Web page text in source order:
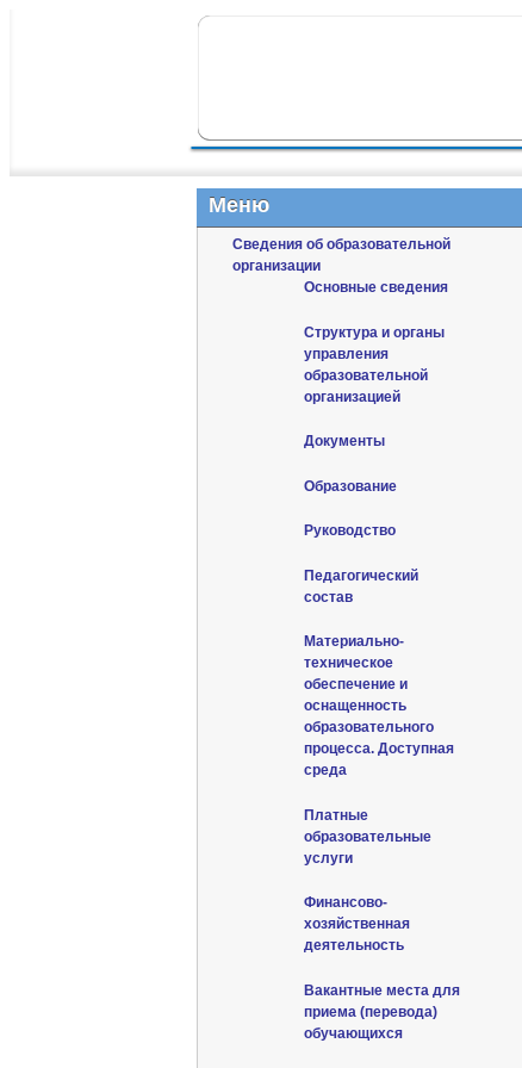
ГЛАВНОЕ МЕНЮ
Меню
Сведения об образовательной
организации
Основные сведения
Структура и органы
управления
образовательной
организацией
Документы
Образование
Руководство
Педагогический
состав
Материально-
техническое
обеспечение и
оснащенность
образовательного
процесса. Доступная
среда
Платные
образовательные
услуги
Финансово-
хозяйственная
деятельность
Вакантные места для
приема (перевода)
обучающихся